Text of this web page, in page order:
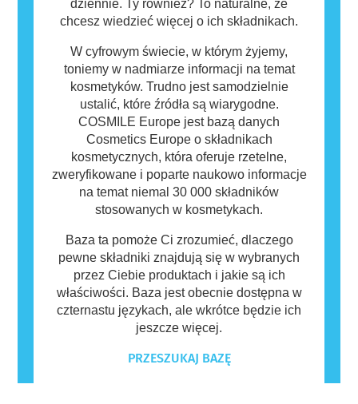
dziennie. Ty również? To naturalne, że
chcesz wiedzieć więcej o ich składnikach.
W cyfrowym świecie, w którym żyjemy,
toniemy w nadmiarze informacji na temat
kosmetyków. Trudno jest samodzielnie
ustalić, które źródła są wiarygodne.
COSMILE Europe jest bazą danych
Cosmetics Europe o składnikach
kosmetycznych, która oferuje rzetelne,
zweryfikowane i poparte naukowo informacje
na temat niemal 30 000 składników
stosowanych w kosmetykach.
Baza ta pomoże Ci zrozumieć, dlaczego
pewne składniki znajdują się w wybranych
przez Ciebie produktach i jakie są ich
właściwości. Baza jest obecnie dostępna w
czternastu językach, ale wkrótce będzie ich
jeszcze więcej.
PRZESZUKAJ BAZĘ